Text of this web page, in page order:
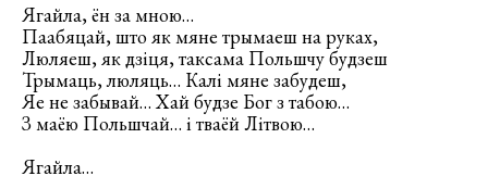
Ягайла, ён за мною…
Паабяцай, што як мяне трымаеш на руках,
Люляеш, як дзіця, таксама Польшчу будзеш
Трымаць, люляць… Калі мяне забудеш,
Яе не забывай… Хай будзе Бог з табою…
З маёю Польшчай… і тваёй Літвою…
Ягайла…